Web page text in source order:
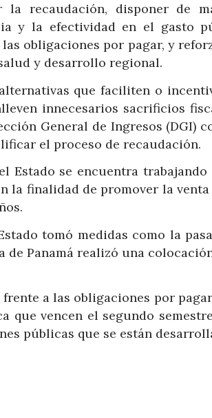
recaudación, disponer de
y la efectividad en el gasto
obligaciones por pagar, y
y desarrollo regional.
que faciliten o
innecesarios sacrificios
General de Ingresos (DGI)
el proceso de recaudación.
Estado se encuentra
la finalidad de promover la
tomó medidas como la
de Panamá realizó una
a las obligaciones por
que vencen el segundo
públicas que se están